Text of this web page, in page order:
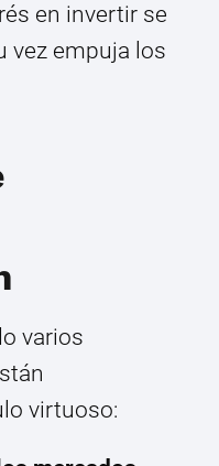
en invertir se
vez empuja los
varios
virtuoso: